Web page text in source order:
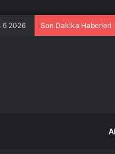
6 2026 Son Dakika Haberleri